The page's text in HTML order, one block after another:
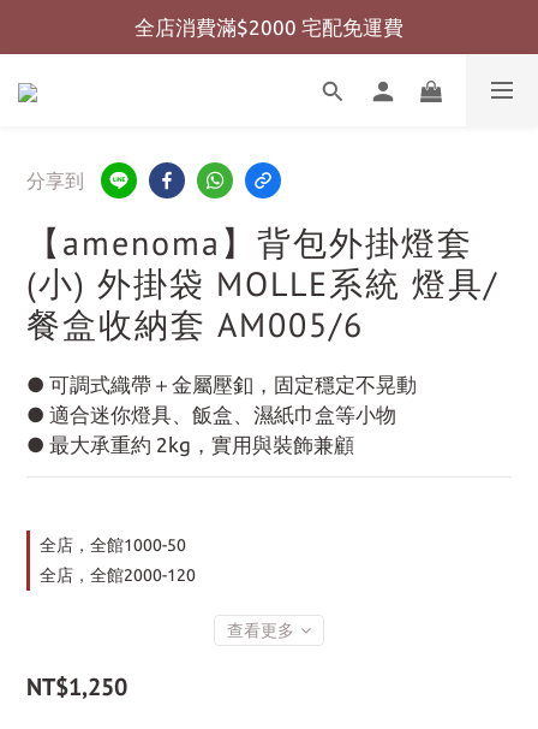
全店消費滿$999 超商免運費
全店消費滿$2000 宅配免運費
全店消費滿$999 超商免運費
分享到
【amenoma】背包外掛燈套
(小) 外掛袋 MOLLE系統 燈具/
餐盒收納套 AM005/6
● 可調式織帶＋金屬壓釦，固定穩定不晃動
● 適合迷你燈具、飯盒、濕紙巾盒等小物
● 最大承重約 2kg，實用與裝飾兼顧
全店，全館1000-50
全店，全館2000-120
查看更多
NT$1,250